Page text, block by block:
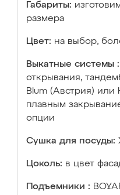
Габариты:
размера
Цвет: на выбор,
Выкатные системы :
открывания,
Blum (Австрия) или
плавным
опции
Сушка для посуды:
Цоколь: в цвет
Подъемники :